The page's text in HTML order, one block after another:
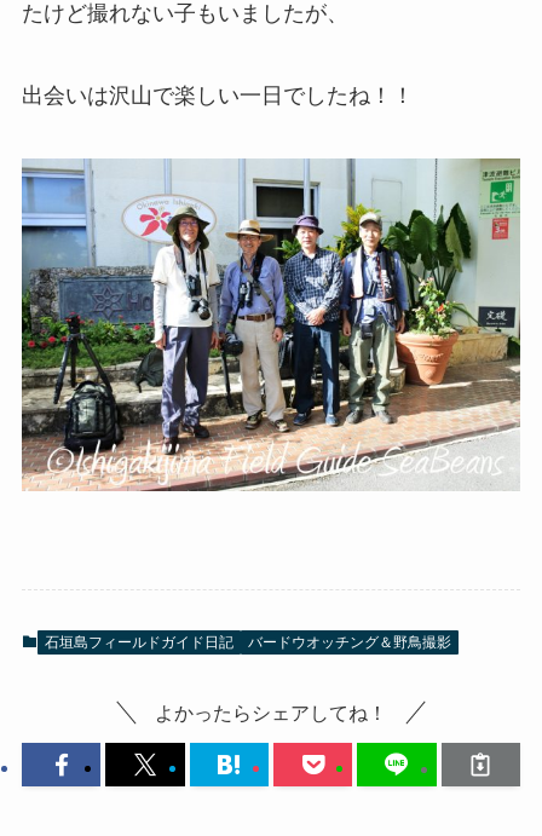
たけど撮れない子もいましたが、
出会いは沢山で楽しい一日でしたね！！
石垣島フィールドガイド日記 バードウオッチング＆野鳥撮影
よかったらシェアしてね！